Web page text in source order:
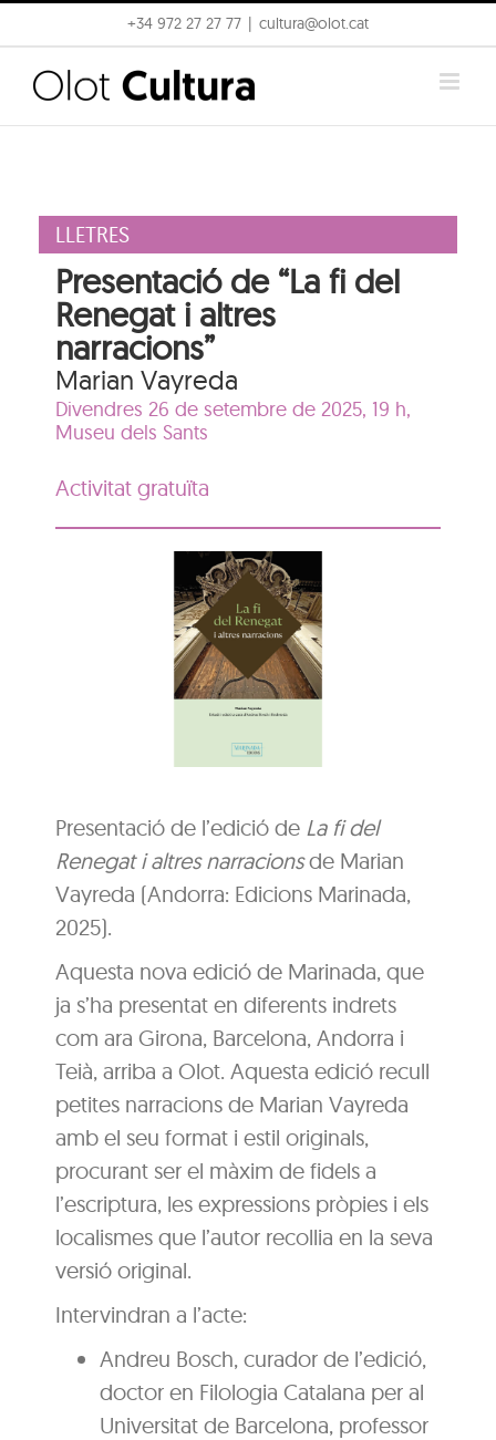
to
content
+34 972 27 27 77 cultura@olot.cat
LLETRES
Presentació de “La fi del
Renegat i altres
narracions”
Marian Vayreda
Divendres 26 de setembre de 2025, 19 h,
Museu dels Sants
Activitat gratuïta
Presentació de l’edició de La fi del
Renegat i altres narracionsde Marian
Vayreda (Andorra: Edicions Marinada,
2025).
Aquesta nova edició de Marinada, que
ja s’ha presentat en diferents indrets
com ara Girona, Barcelona, Andorra i
Teià, arriba a Olot. Aquesta edició recull
petites narracions de Marian Vayreda
amb el seu format i estil originals,
procurant ser el màxim de fidels a
l’escriptura, les expressions pròpies i els
localismes que l’autor recollia en la seva
versió original.
Intervindran a l’acte:
Andreu Bosch, curador de l’edició,
doctor en Filologia Catalana per al
Universitat de Barcelona, professor